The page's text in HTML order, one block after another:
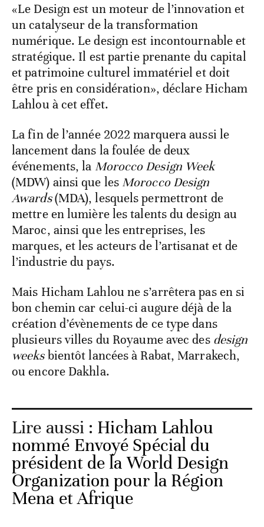
«Le Design est un moteur de l’innovation et
un catalyseur de la transformation
numérique. Le design est incontournable et
stratégique. Il est partie prenante du capital
et patrimoine culturel immatériel et doit
être pris en considération», déclare Hicham
Lahlou à cet effet.
La fin de l’année 2022 marquera aussi le
lancement dans la foulée de deux
événements, la Morocco Design Week
(MDW) ainsi que les Morocco Design
Awards(MDA), lesquels permettront de
mettre en lumière les talents du design au
Maroc, ainsi que les entreprises, les
marques, et les acteurs de l’artisanat et de
l’industrie du pays.
Mais Hicham Lahlou ne s’arrêtera pas en si
bon chemin car celui-ci augure déjà de la
création d’évènements de ce type dans
plusieurs villes du Royaume avec des design
weeksbientôt lancées à Rabat, Marrakech,
ou encore Dakhla.
Lire aussi : Hicham Lahlou
nommé Envoyé Spécial du
président de la World Design
Organization pour la Région
Mena et Afrique